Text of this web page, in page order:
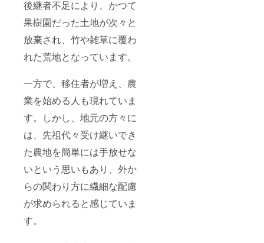
後継者不足により、かつて
果樹園だった土地が次々と
放棄され、竹や雑草に覆わ
れた荒地となっています。
一方で、移住者が増え、農
業を始める人も現れていま
す。しかし、地元の方々に
は、先祖代々受け継いでき
た農地を簡単には手放せな
いという思いもあり、外か
らの関わり方に繊細な配慮
が求められると感じていま
す。